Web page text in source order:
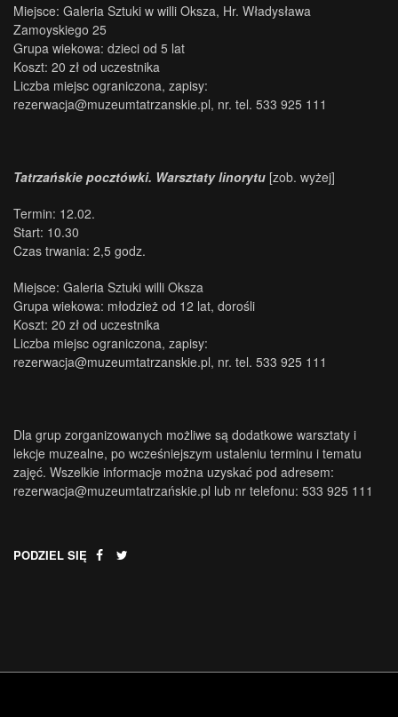
Miejsce: Galeria Sztuki w willi Oksza, Hr. Władysława
Zamoyskiego 25
Grupa wiekowa: dzieci od 5 lat
Koszt: 20 zł od uczestnika
Liczba miejsc ograniczona, zapisy:
rezerwacja@muzeumtatrzanskie.pl, nr. tel. 533 925 111
Tatrzańskie pocztówki. Warsztaty linorytu [zob. wyżej]
Termin: 12.02.
Start: 10.30
Czas trwania: 2,5 godz.
Miejsce: Galeria Sztuki willi Oksza
Grupa wiekowa: młodzież od 12 lat, dorośli
Koszt: 20 zł od uczestnika
Liczba miejsc ograniczona, zapisy:
rezerwacja@muzeumtatrzanskie.pl, nr. tel. 533 925 111
Dla grup zorganizowanych możliwe są dodatkowe warsztaty i
lekcje muzealne, po wcześniejszym ustaleniu terminu i tematu
zajęć. Wszelkie informacje można uzyskać pod adresem:
rezerwacja@muzeumtatrzańskie.pl lub nr telefonu: 533 925 111
PODZIEL SIĘ